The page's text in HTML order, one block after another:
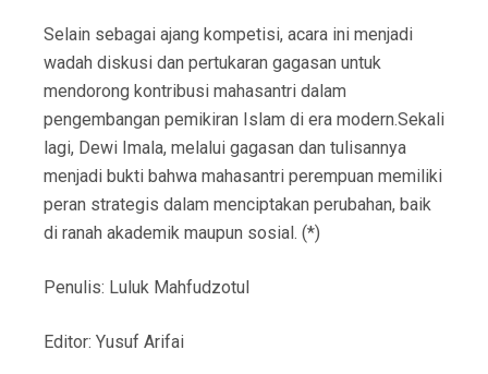
Selain sebagai ajang kompetisi, acara ini menjadi
wadah diskusi dan pertukaran gagasan untuk
mendorong kontribusi mahasantri dalam
pengembangan pemikiran Islam di era modern.Sekali
lagi, Dewi Imala, melalui gagasan dan tulisannya
menjadi bukti bahwa mahasantri perempuan memiliki
peran strategis dalam menciptakan perubahan, baik
di ranah akademik maupun sosial. (*)
Penulis: Luluk Mahfudzotul
Editor: Yusuf Arifai